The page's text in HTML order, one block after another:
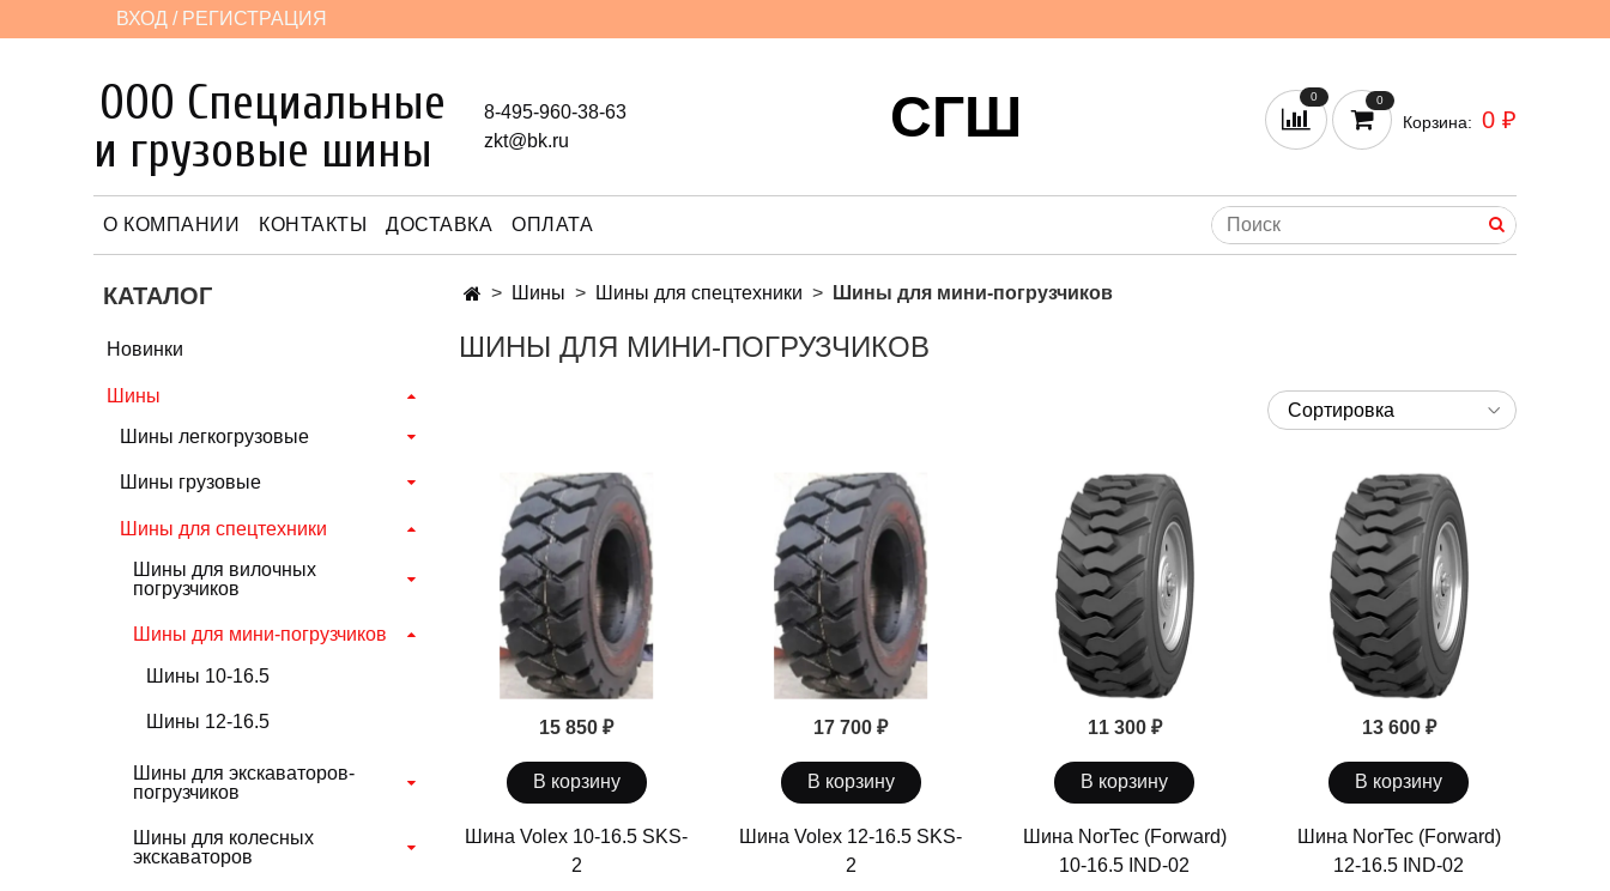
ВХОД / РЕГИСТРАЦИЯ
ООО Специальные
и грузовые шины
8-495-960-38-63
zkt@bk.ru
СГШ 0 0
Корзина: 0 ₽
О КОМПАНИИ КОНТАКТЫ ДОСТАВКА ОПЛАТА
Шины Шины для спецтехники Шины для мини-погрузчиков
ШИНЫ ДЛЯ МИНИ-ПОГРУЗЧИКОВ
15 850 ₽
В корзину
Шина Volex 10-16.5 SKS-
2
17 700 ₽
В корзину
Шина Volex 12-16.5 SKS-
2
11 300 ₽
В корзину
Шина NorTec (Forward)
10-16.5 IND-02
13 600 ₽
В корзину
Шина NorTec (Forward)
12-16.5 IND-02
КАТАЛОГ
Новинки
Шины
Шины легкогрузовые
Шины грузовые
Шины для спецтехники
Шины для вилочных
погрузчиков
Шины для мини-погрузчиков
Шины 10-16.5
Шины 12-16.5
Шины для экскаваторов-
погрузчиков
Шины для колесных
экскаваторов